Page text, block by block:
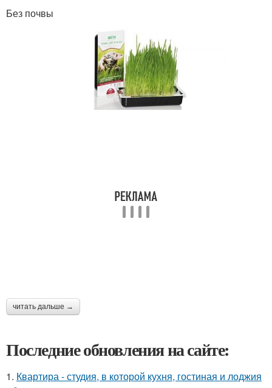
Без почвы
читать дальше →
Последние обновления на сайте:
1. Квартира - студия, в которой кухня, гостиная и лоджия